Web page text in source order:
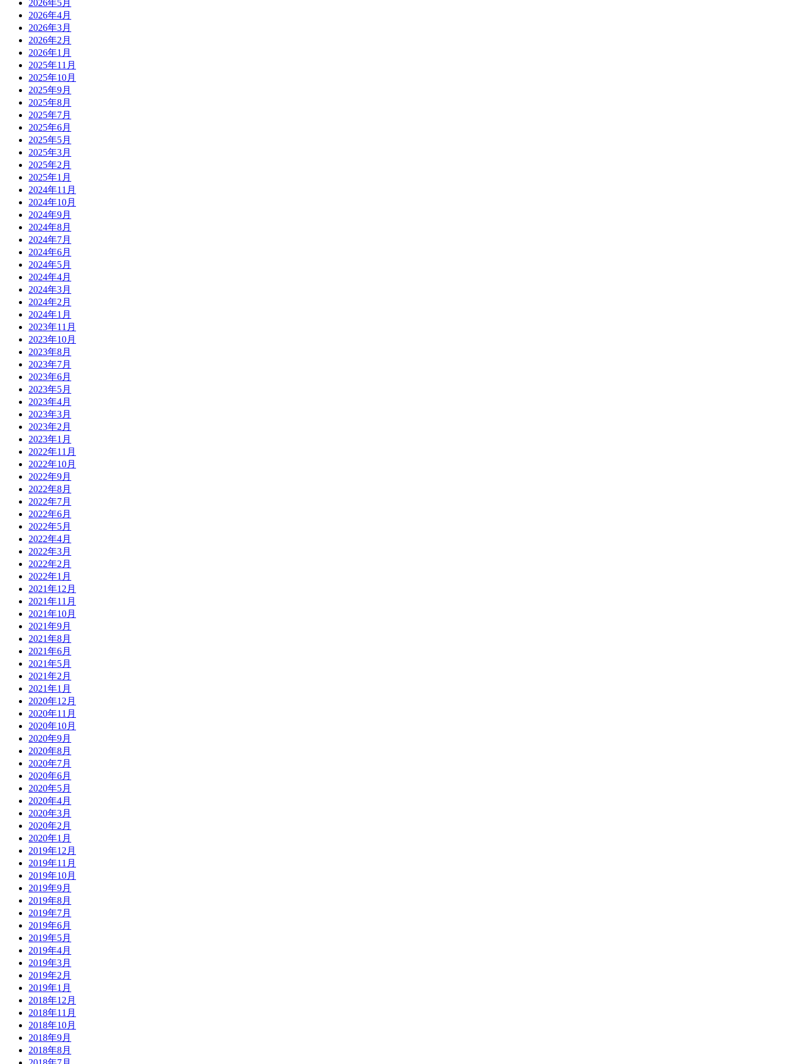
2026年5月
2026年4月
2026年3月
2026年2月
2026年1月
2025年11月
2025年10月
2025年9月
2025年8月
2025年7月
2025年6月
2025年5月
2025年3月
2025年2月
2025年1月
2024年11月
2024年10月
2024年9月
2024年8月
2024年7月
2024年6月
2024年5月
2024年4月
2024年3月
2024年2月
2024年1月
2023年11月
2023年10月
2023年8月
2023年7月
2023年6月
2023年5月
2023年4月
2023年3月
2023年2月
2023年1月
2022年11月
2022年10月
2022年9月
2022年8月
2022年7月
2022年6月
2022年5月
2022年4月
2022年3月
2022年2月
2022年1月
2021年12月
2021年11月
2021年10月
2021年9月
2021年8月
2021年6月
2021年5月
2021年2月
2021年1月
2020年12月
2020年11月
2020年10月
2020年9月
2020年8月
2020年7月
2020年6月
2020年5月
2020年4月
2020年3月
2020年2月
2020年1月
2019年12月
2019年11月
2019年10月
2019年9月
2019年8月
2019年7月
2019年6月
2019年5月
2019年4月
2019年3月
2019年2月
2019年1月
2018年12月
2018年11月
2018年10月
2018年9月
2018年8月